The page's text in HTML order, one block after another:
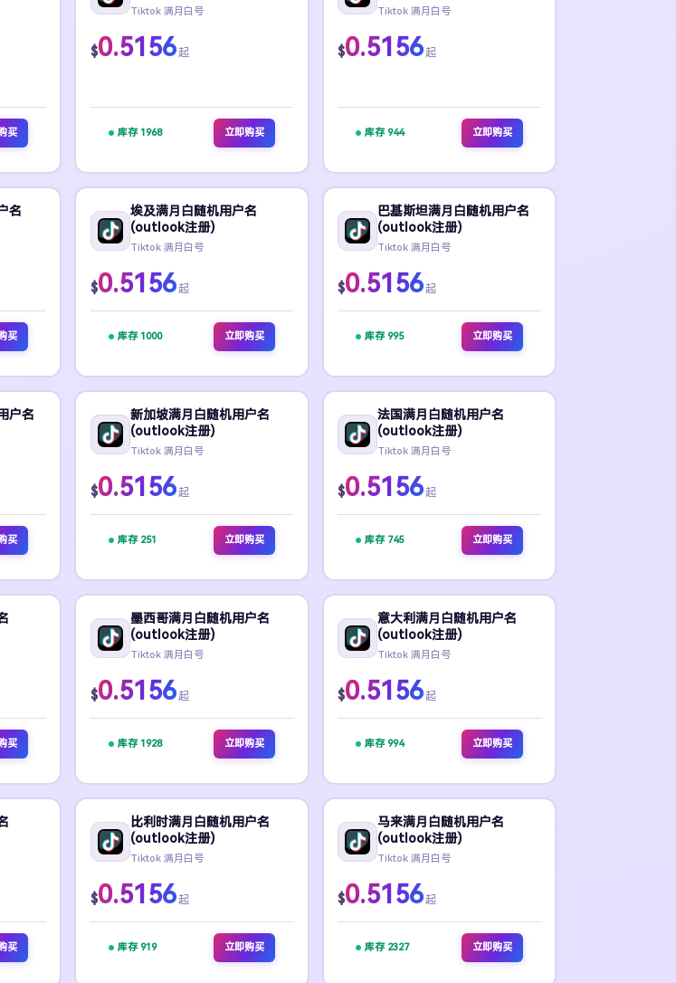
买
Tiktok 满月白号
$0.5156起
库存 1968 立即购买
Tiktok 满月白号
$0.5156起
库存 944 立即购买
名
买
埃及满月白随机用户名
(outlook注册)
Tiktok 满月白号
$0.5156起
库存 1000 立即购买
巴基斯坦满月白随机用户名
(outlook注册)
Tiktok 满月白号
$0.5156起
库存 995 立即购买
户名
买
新加坡满月白随机用户名
(outlook注册)
Tiktok 满月白号
$0.5156起
库存 251 立即购买
法国满月白随机用户名
(outlook注册)
Tiktok 满月白号
$0.5156起
库存 745 立即购买
买
墨西哥满月白随机用户名
(outlook注册)
Tiktok 满月白号
$0.5156起
库存 1928 立即购买
意大利满月白随机用户名
(outlook注册)
Tiktok 满月白号
$0.5156起
库存 994 立即购买
买
比利时满月白随机用户名
(outlook注册)
Tiktok 满月白号
$0.5156起
库存 919 立即购买
马来满月白随机用户名
(outlook注册)
Tiktok 满月白号
$0.5156起
库存 2327 立即购买